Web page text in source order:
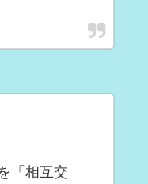
「相互交